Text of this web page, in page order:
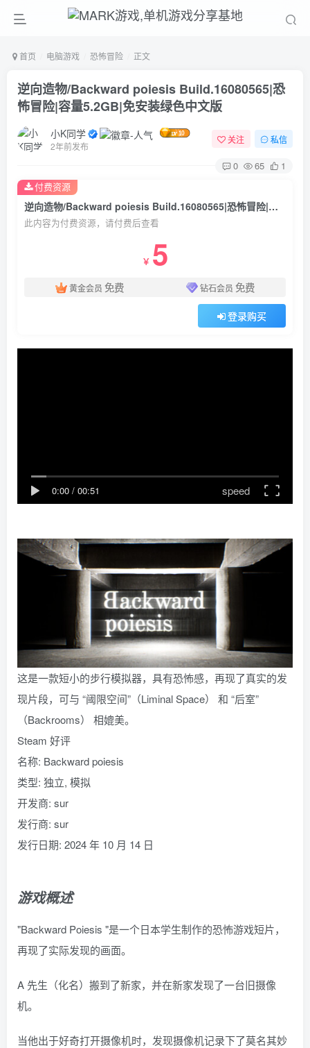
首页 电脑游戏 恐怖冒险 正文
逆向造物/Backward poiesis Build.16080565|恐
怖冒险|容量5.2GB|免安装绿色中文版
小K同学
2年前发布
关注 私信
0 65 1
逆向造物/Backward poiesis Build.16080565|恐怖冒险|容量5.2GB|免安装绿色中文版
此内容为付费资源，请付费后查看
￥ 5
黄金会员 免费 钻石会员 免费
登录购买
付费资源
0:00 / 00:51 speed
这是一款短小的步行模拟器，具有恐怖感，再现了真实的发
现片段，可与 “阈限空间”（Liminal Space） 和 “后室”
（Backrooms） 相媲美。
Steam 好评
名称: Backward poiesis
类型: 独立, 模拟
开发商: sur
发行商: sur
发行日期: 2024 年 10 月 14 日
游戏概述
"Backward Poiesis "是一个日本学生制作的恐怖游戏短片，
再现了实际发现的画面。
A 先生（化名）搬到了新家，并在新家发现了一台旧摄像
机。
当他出于好奇打开摄像机时，发现摄像机记录下了莫名其妙